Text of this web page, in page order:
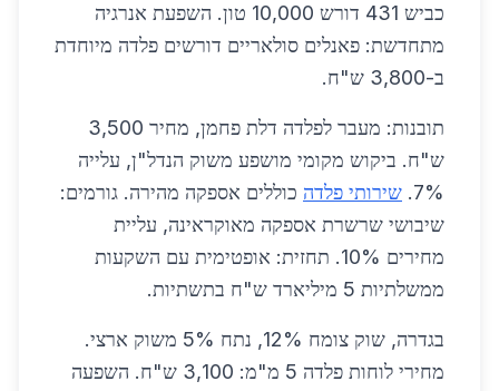
כביש 431 דורש 10,000 טון. השפעת אנרגיה
מתחדשת: פאנלים סולאריים דורשים פלדה מיוחדת
ב-3,800 ש"ח.
תובנות: מעבר לפלדה דלת פחמן, מחיר 3,500
ש"ח. ביקוש מקומי מושפע משוק הנדל"ן, עלייה
7%. שירותי פלדה כוללים אספקה מהירה. גורמים:
שיבושי שרשרת אספקה מאוקראינה, עליית
מחירים 10%. תחזית: אופטימית עם השקעות
ממשלתיות 5 מיליארד ש"ח בתשתיות.
בגדרה, שוק צומח 12%, נתח 5% משוק ארצי.
מחירי לוחות פלדה 5 מ"מ: 3,100 ש"ח. השפעה